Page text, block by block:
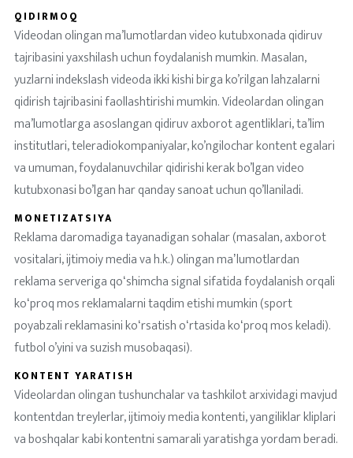
QIDIRMOQ
Videodan olingan ma’lumotlardan video kutubxonada qidiruv
tajribasini yaxshilash uchun foydalanish mumkin. Masalan,
yuzlarni indekslash videoda ikki kishi birga ko’rilgan lahzalarni
qidirish tajribasini faollashtirishi mumkin. Videolardan olingan
ma’lumotlarga asoslangan qidiruv axborot agentliklari, ta’lim
institutlari, teleradiokompaniyalar, ko’ngilochar kontent egalari
va umuman, foydalanuvchilar qidirishi kerak bo’lgan video
kutubxonasi bo’lgan har qanday sanoat uchun qo’llaniladi.
MONETIZATSIYA
Reklama daromadiga tayanadigan sohalar (masalan, axborot
vositalari, ijtimoiy media va h.k.) olingan maʼlumotlardan
reklama serveriga qoʻshimcha signal sifatida foydalanish orqali
koʻproq mos reklamalarni taqdim etishi mumkin (sport
poyabzali reklamasini koʻrsatish oʻrtasida koʻproq mos keladi).
futbol o’yini va suzish musobaqasi).
KONTENT YARATISH
Videolardan olingan tushunchalar va tashkilot arxividagi mavjud
kontentdan treylerlar, ijtimoiy media kontenti, yangiliklar kliplari
va boshqalar kabi kontentni samarali yaratishga yordam beradi.